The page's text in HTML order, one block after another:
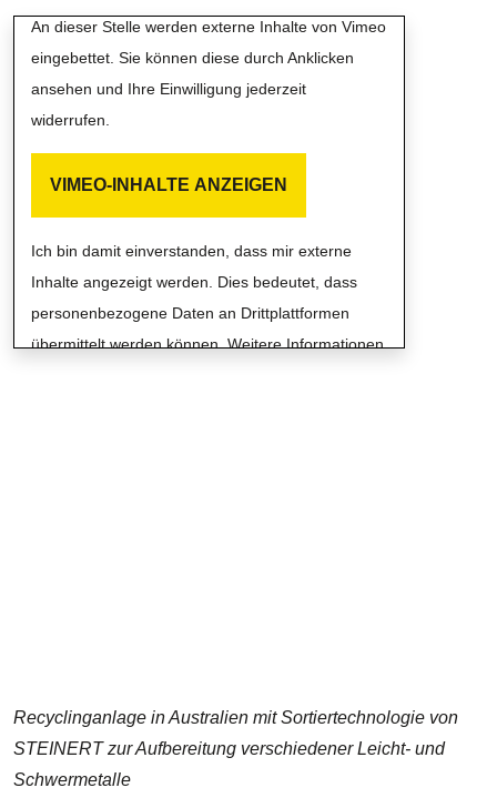
An dieser Stelle werden externe Inhalte von Vimeo
eingebettet. Sie können diese durch Anklicken
ansehen und Ihre Einwilligung jederzeit
widerrufen.
VIMEO-INHALTE ANZEIGEN
Ich bin damit einverstanden, dass mir externe
Inhalte angezeigt werden. Dies bedeutet, dass
personenbezogene Daten an Drittplattformen
übermittelt werden können. Weitere Informationen
Recyclinganlage in Australien mit Sortiertechnologie von
STEINERT zur Aufbereitung verschiedener Leicht- und
Schwermetalle